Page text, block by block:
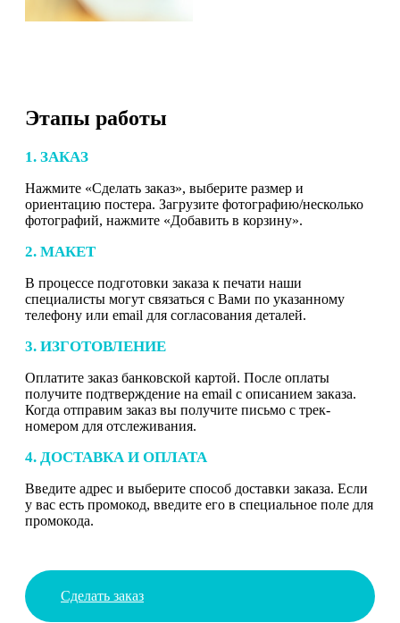
Этапы работы
1. ЗАКАЗ
Нажмите «Сделать заказ», выберите размер и
ориентацию постера. Загрузите фотографию/несколько
фотографий, нажмите «Добавить в корзину».
2. МАКЕТ
В процессе подготовки заказа к печати наши
специалисты могут связаться с Вами по указанному
телефону или email для согласования деталей.
3. ИЗГОТОВЛЕНИЕ
Оплатите заказ банковской картой. После оплаты
получите подтверждение на email с описанием заказа.
Когда отправим заказ вы получите письмо с трек-
номером для отслеживания.
4. ДОСТАВКА И ОПЛАТА
Введите адрес и выберите способ доставки заказа. Если
у вас есть промокод, введите его в специальное поле для
промокода.
Сделать заказ